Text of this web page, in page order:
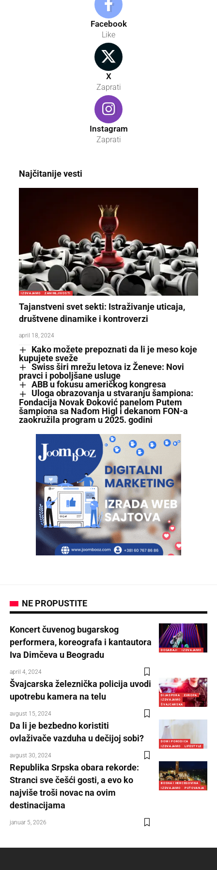
Facebook
Like
X
Zaprati
Instagram
Zaprati
Najčitanije vesti
IZDVAJAMO ZANIMLJIVOSTI
Tajanstveni svet sekti: Istraživanje uticaja,
društvene dinamike i kontroverzi
april 18, 2024
Kako možete prepoznati da li je meso koje
kupujete sveže
Swiss širi mrežu letova iz Ženeve: Novi
pravci i poboljšane usluge
ABB u fokusu američkog kongresa
Uloga obrazovanja u stvaranju šampiona:
Fondacija Novak Đoković panelom Putem
šampiona sa Nađom Higl i dekanom FON-a
zaokružila program u 2025. godini
NE PROPUSTITE
DOGAĐAJI IZDVAJAMO
Koncert čuvenog bugarskog
performera, koreografa i kantautora
Iva Dimčeva u Beogradu
april 4, 2024
DIJASPORA
EVROPA
IZDVAJAMO
ŠVAJCARSKA
Švajcarska železnička policija uvodi
upotrebu kamera na telu
avgust 15, 2024
DOM I PORODICA
IZDVAJAMO
LIFESTYLE
Da li je bezbedno koristiti
ovlaživače vazduha u dečijoj sobi?
avgust 30, 2024
BOSNA I HERCEGOVINA
IZDVAJAMO
PUTOVANJA
Republika Srpska obara rekorde:
Stranci sve češći gosti, a evo ko
najviše troši novac na ovim
destinacijama
januar 5, 2026